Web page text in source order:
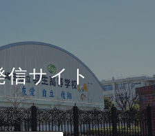
信サイト